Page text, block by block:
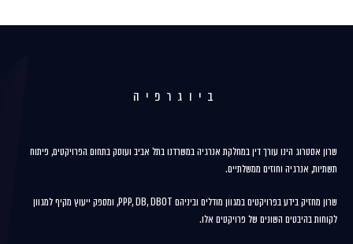
ביוגרפיה
שרון אסטרוג הינו עורך דין במחלקת אנרגיה במשרדנו בתל אביב ועוסק בתחום הפרויקטים, פיתוח
תשתיות, אנרגיה וחוזים ממשלתיים.
שרון מחזיק בידע בפרויקטים במגוון מודלים וביניהם PPP, DB, DBOT, ומספק ייעוץ מקיף למגוון
לקוחות בהיבטים השונים של פרויקטים אלו.